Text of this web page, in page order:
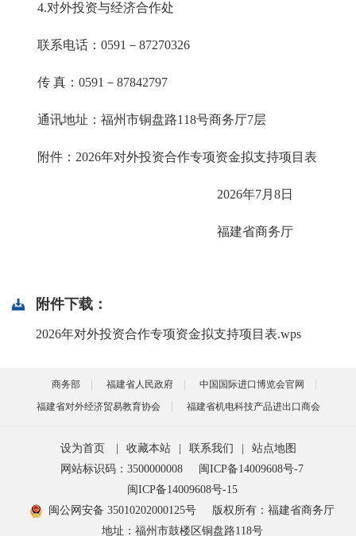
4.对外投资与经济合作处
联系电话：0591－87270326
传 真：0591－87842797
通讯地址：福州市铜盘路118号商务厅7层
附件：2026年对外投资合作专项资金拟支持项目表
2026年7月8日
福建省商务厅
附件下载：
2026年对外投资合作专项资金拟支持项目表.wps
商务部 福建省人民政府
中国国际进口博览会官网
福建省对外经济贸易教育协会
福建省机电科技产品进出口商会
设为首页 收藏本站 联系我们
站点地图
网站标识码：3500000008
闽ICP备14009608号-7
闽ICP备14009608号-15
闽公网安备 35010202000125号
版权所有：福建省商务厅
地址：福州市鼓楼区铜盘路118号